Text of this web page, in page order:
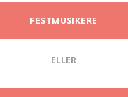
FESTMUSIKERE
ELLER